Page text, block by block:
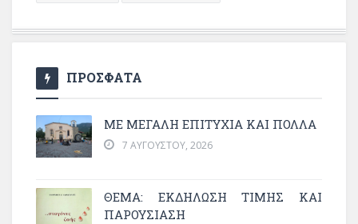
ΠΡΟΣΦΑΤΑ
ΜΕ ΜΕΓΆΛΗ ΕΠΙΤΥΧΊΑ ΚΑΙ ΠΟΛΛΆ
7 ΑΥΓΟΎΣΤΟΥ, 2026
ΘΈΜΑ: ΕΚΔΉΛΩΣΗ ΤΙΜΉΣ ΚΑΙ
ΠΑΡΟΥΣΊΑΣΗ